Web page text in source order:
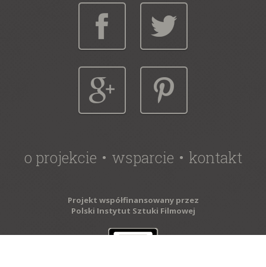
o projekcie wsparcie kontakt
Projekt współfinansowany przez